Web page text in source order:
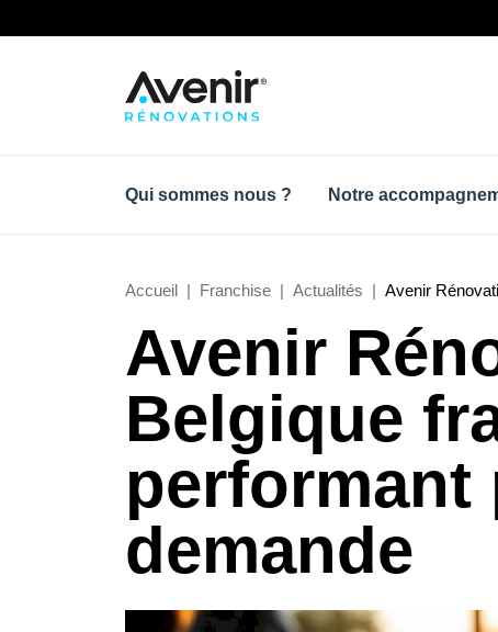
Qui sommes nous ? Notre
Accueil Franchise Actualités Avenir
Avenir
Belgique
performant
demande